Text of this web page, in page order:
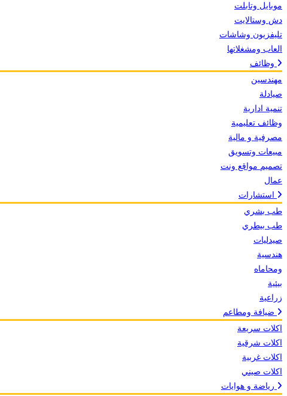
موبايل وتابلت
دش وستالايت
تليفزيون وشاشات
العاب ومشغلاتها
مهندسين
صيادلة
تنمية ادارية
وظائف تعليمية
مصرفية و مالية
مبيعات وتسويق
تصميم مواقع ونت
عمال
طب بشري
طب بيطري
صيدليات
هندسية
ومحاماه
بيئية
زراعية
اكلات سريعة
اكلات شرقية
اكلات غربية
اكلات صيني